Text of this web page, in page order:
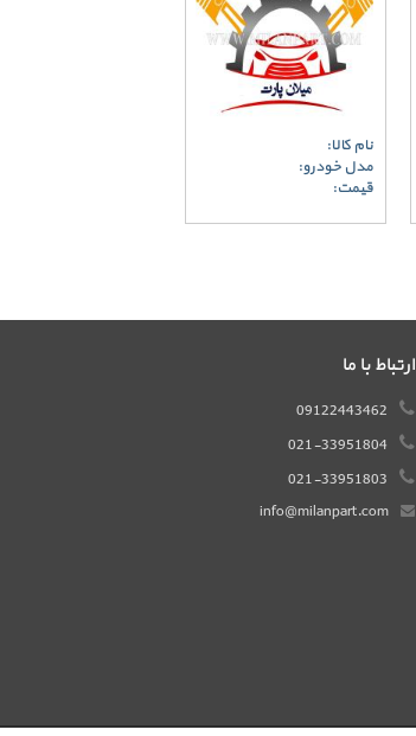
نام کالا:
مدل خودرو:
قیمت:
ارتباط با ما
09122443462
021-33951804
021-33951803
info@milanpart.com